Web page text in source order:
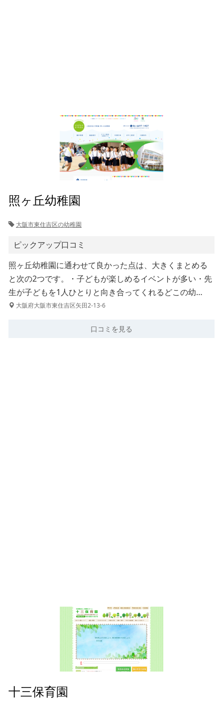
照ヶ丘幼稚園
大阪市東住吉区の幼稚園
ピックアップ口コミ
照ヶ丘幼稚園に通わせて良かった点は、大きくまとめる
と次の2つです。・子どもが楽しめるイベントが多い・先
生が子どもを1人ひとりと向き合ってくれるどこの幼…
大阪府大阪市東住吉区矢田2-13-6
口コミを見る
十三保育園